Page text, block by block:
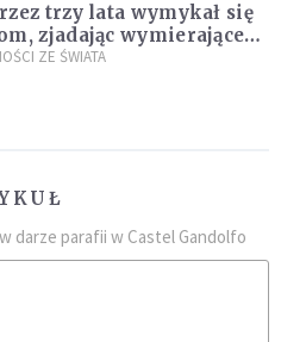
trzy lata wymykał się
zjadając wymierające
W końcu popełnił
ZE ŚWIATA
darze parafii w Castel Gandolfo